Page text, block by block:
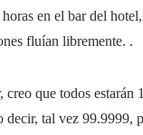
en el bar del
fluían libremente. .
creo que todos estarán
decir, tal vez 99.9999,